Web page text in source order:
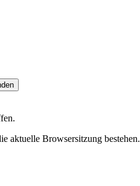
aktuelle Browsersitzung bestehen.